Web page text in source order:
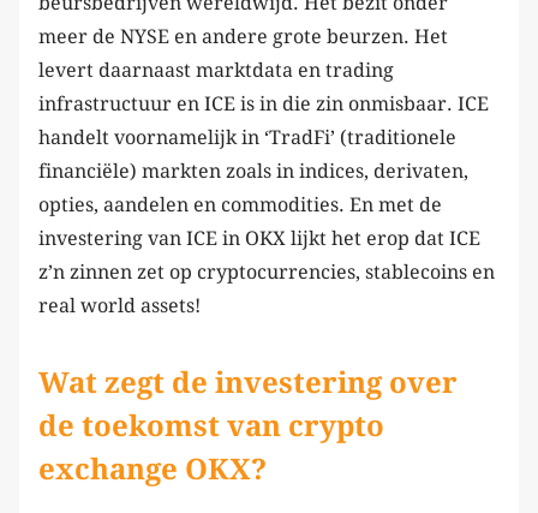
meer de NYSE en andere grote beurzen. Het
levert daarnaast marktdata en trading
infrastructuur en ICE is in die zin onmisbaar. ICE
handelt voornamelijk in ‘TradFi’ (traditionele
financiële) markten zoals in indices, derivaten,
opties, aandelen en commodities. En met de
investering van ICE in OKX lijkt het erop dat ICE
z’n zinnen zet op cryptocurrencies, stablecoins en
real world assets!
Wat zegt de investering over
de toekomst van crypto
exchange OKX?